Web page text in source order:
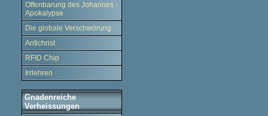
Offenbarung des Johannes -
Apokalypse
Die globale Verschwörung
Antichrist
RFID Chip
Irrlehren
Gnadenreiche
Verheissungen